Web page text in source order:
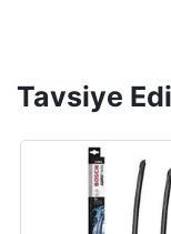
Tavsiye